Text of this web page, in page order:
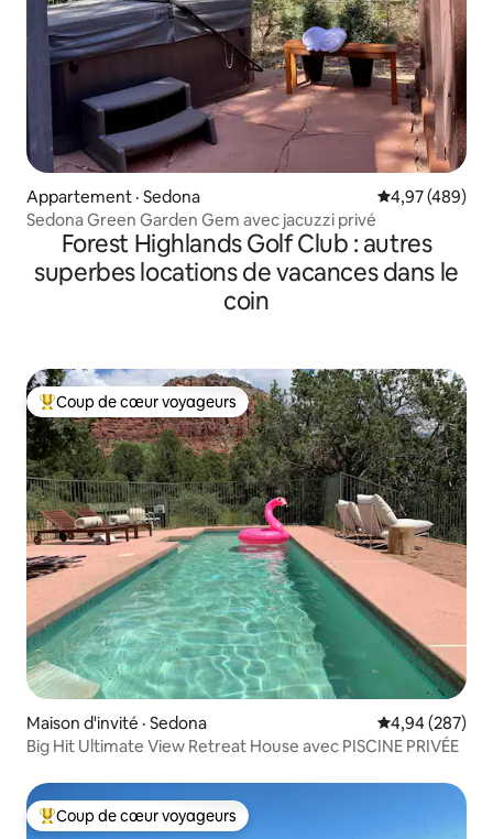
Appartement · Sedona Note
4,97 (489)
Sedona Green Garden Gem avec jacuzzi privé
Forest Highlands Golf Club : autres
superbes locations de vacances dans le
coin
Coup de cœur voyageurs parmi les plus aimés
Coup de cœur voyageurs
Maison d'invité · Sedona Note
4,94 (287)
Big Hit Ultimate View Retreat House avec PISCINE PRIVÉE
Coup de cœur voyageurs parmi les plus aimés
Coup de cœur voyageurs